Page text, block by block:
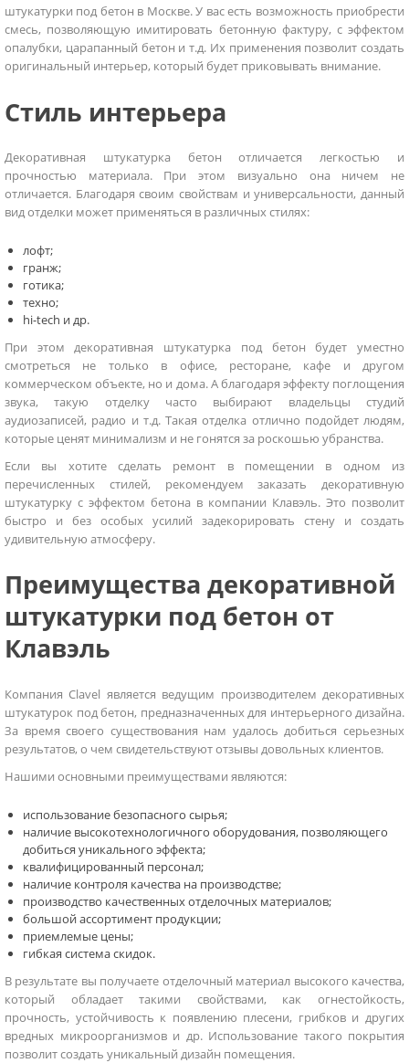
штукатурки под бетон в Москве. У вас есть возможность приобрести
смесь, позволяющую имитировать бетонную фактуру, с эффектом
опалубки, царапанный бетон и т.д. Их применения позволит создать
оригинальный интерьер, который будет приковывать внимание.
Стиль интерьера
Декоративная штукатурка бетон отличается легкостью и
прочностью материала. При этом визуально она ничем не
отличается. Благодаря своим свойствам и универсальности, данный
вид отделки может применяться в различных стилях:
лофт;
гранж;
готика;
техно;
hi-tech и др.
При этом декоративная штукатурка под бетон будет уместно
смотреться не только в офисе, ресторане, кафе и другом
коммерческом объекте, но и дома. А благодаря эффекту поглощения
звука, такую отделку часто выбирают владельцы студий
аудиозаписей, радио и т.д. Такая отделка отлично подойдет людям,
которые ценят минимализм и не гонятся за роскошью убранства.
Если вы хотите сделать ремонт в помещении в одном из
перечисленных стилей, рекомендуем заказать декоративную
штукатурку с эффектом бетона в компании Клавэль. Это позволит
быстро и без особых усилий задекорировать стену и создать
удивительную атмосферу.
Преимущества декоративной
штукатурки под бетон от
Клавэль
Компания Clavel является ведущим производителем декоративных
штукатурок под бетон, предназначенных для интерьерного дизайна.
За время своего существования нам удалось добиться серьезных
результатов, о чем свидетельствуют отзывы довольных клиентов.
Нашими основными преимуществами являются:
использование безопасного сырья;
наличие высокотехнологичного оборудования, позволяющего
добиться уникального эффекта;
квалифицированный персонал;
наличие контроля качества на производстве;
производство качественных отделочных материалов;
большой ассортимент продукции;
приемлемые цены;
гибкая система скидок.
В результате вы получаете отделочный материал высокого качества,
который обладает такими свойствами, как огнестойкость,
прочность, устойчивость к появлению плесени, грибков и других
вредных микроорганизмов и др. Использование такого покрытия
позволит создать уникальный дизайн помещения.